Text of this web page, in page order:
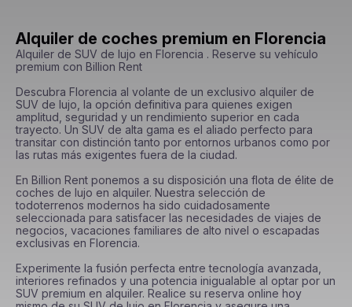
Alquiler de coches premium en Florencia
Alquiler de SUV de lujo en Florencia . Reserve su vehículo
premium con Billion Rent
Descubra Florencia al volante de un exclusivo alquiler de
SUV de lujo, la opción definitiva para quienes exigen
amplitud, seguridad y un rendimiento superior en cada
trayecto. Un SUV de alta gama es el aliado perfecto para
transitar con distinción tanto por entornos urbanos como por
las rutas más exigentes fuera de la ciudad.
En Billion Rent ponemos a su disposición una flota de élite de
coches de lujo en alquiler. Nuestra selección de
todoterrenos modernos ha sido cuidadosamente
seleccionada para satisfacer las necesidades de viajes de
negocios, vacaciones familiares de alto nivel o escapadas
exclusivas en Florencia.
Experimente la fusión perfecta entre tecnología avanzada,
interiores refinados y una potencia inigualable al optar por un
SUV premium en alquiler. Realice su reserva online hoy